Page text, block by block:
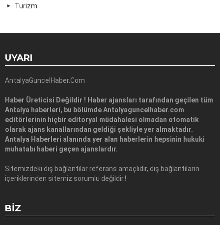
Turizm
UYARI
AntalyaGuncelHaber.Com
Haber Üreticisi Değildir ! Haber ajansları tarafından geçilen tüm
Antalya haberleri, bu bölümde Antalyaguncelhaber.com
editörlerinin hiçbir editoryal müdahalesi olmadan otomatik
olarak ajans kanallarından geldiği şekliyle yer almaktadır.
Antalya Haberleri alanında yer alan haberlerin hepsinin hukuki
muhatabı haberi geçen ajanslardır.
Sitemizdeki dış bağlantılar referans amaçlıdır, dış bağlantıların
içeriklerinden sitemiz sorumlu değildir.!
BIZ